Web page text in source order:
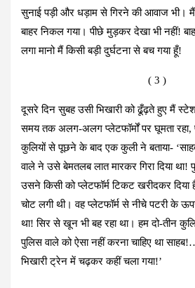
सुनाई पड़ी और धड़ाम से गिरने की आवाज भी। मैं
बाहर निकल गया। पीछे मुड़कर देखा भी नहीं!
लगा मानो मैं किसी बड़ी दुर्घटना से बच गया हूँ!
​( 3 )
दूसरे दिन सुबह उसी भिखारी को ढूँढ़ते हुए मैं
समय तक अलग-अलग प्लेटफॉर्मों पर घूमता रहा,
कुलियों से पूछने के बाद एक कुली ने बताया-
वाले ने उसे बेमतलब लात मारकर गिरा दिया था!
उसने किसी को प्लेटफॉर्म टिकट खरीदकर दिया
चोट लगी थी। वह प्लेटफॉर्म से नीचे पटरी के
था! सिर से खून भी बह रहा था। हम दो-तीन
पुलिस वाले को ऐसा नहीं करना चाहिए था
भिखारी ट्रेन में चढ़कर कहीं चला गया!’